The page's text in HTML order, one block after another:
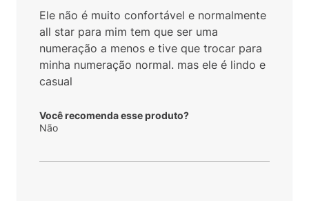
Ele não é muito confortável e normalmente
all star para mim tem que ser uma
numeração a menos e tive que trocar para
minha numeração normal. mas ele é lindo e
casual
Você recomenda esse produto?
Não